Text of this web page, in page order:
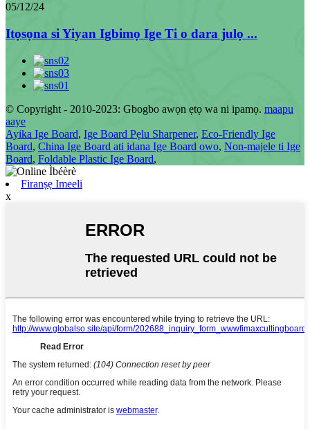
05/12/24
Itọsọna si Yiyan Igbimọ Ige Ti o dara julọ ...
© Copyright - 2010-2023: Gbogbo awọn ẹtọ wa ni ipamọ. maapu
aaye
Ayika Ige Board, Ige Board Pẹlu Sharpener, Eco-Friendly Ige
Board, China Ige Board ati idana Ige Board owo, Non-majele ti Ige
Board, Foldable Plastic Ige Board,
Firanṣẹ Imeeli
x